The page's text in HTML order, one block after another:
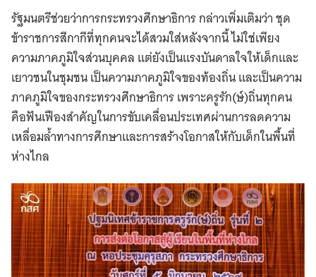
รัฐมนตรีช่วยว่าการกระทรวงศึกษาธิการ กล่าวเพิ่มเติมว่า ชุด
ข้าราชการสีกากีที่ทุกคนจะได้สวมใส่หลังจากนี้ ไม่ใช่เพียง
ความภาคภูมิใจส่วนบุคคล แต่ยังเป็นแรงบันดาลใจให้เด็กและ
เยาวชนในชุมชน เป็นความภาคภูมิใจของท้องถิ่น และเป็นความ
ภาคภูมิใจของกระทรวงศึกษาธิการ เพราะครูรัก(ษ์)ถิ่นทุกคน
คือฟันเฟืองสำคัญในการขับเคลื่อนประเทศผ่านการลดความ
เหลื่อมล้ำทางการศึกษาและการสร้างโอกาสให้กับเด็กในพื้นที่
ห่างไกล